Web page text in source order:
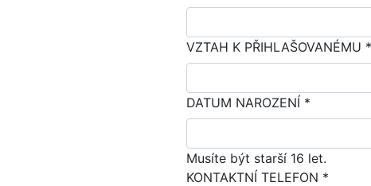
VZTAH K PŘIHLAŠOVANÉMU *
DATUM NAROZENÍ *
Musíte být starší 16 let.
KONTAKTNÍ TELEFON *